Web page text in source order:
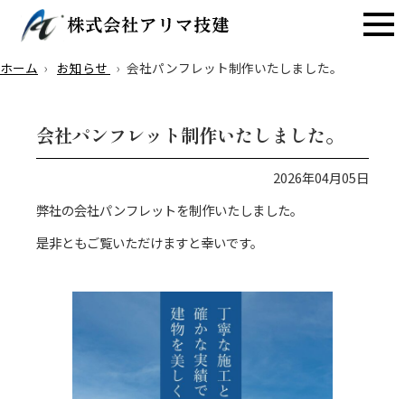
ホーム お知らせ 会社パンフレット制作いたしました。
会社パンフレット制作いたしました。
2026年04月05日
弊社の会社パンフレットを制作いたしました。
是非ともご覧いただけますと幸いです。